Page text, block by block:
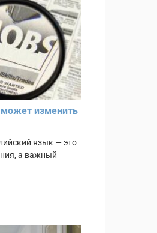
может изменить
язык — это
а важный